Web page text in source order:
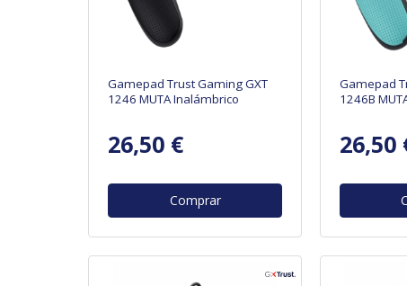
Gamepad Trust Gaming GXT
1246 MUTA Inalámbrico
26,50 €
Comprar
Gamepad
1246B
26,50